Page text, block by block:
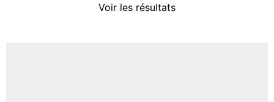
Voir les résultats